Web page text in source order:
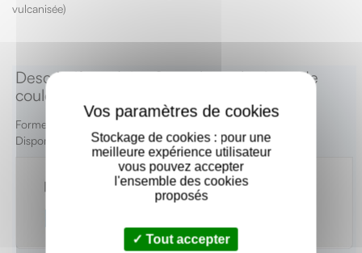
vulcanisée)
Descriptif produit : Capuchon plastique de
couleur ordinaire pour tête de vis
Forme spérique en partie supérieure.
Disponible en H 10 mm, H 13 mm.
Stockage de cookies : pour une
meilleure expérience utilisateur
vous pouvez accepter
l'ensemble des cookies
proposés
Tout accepter